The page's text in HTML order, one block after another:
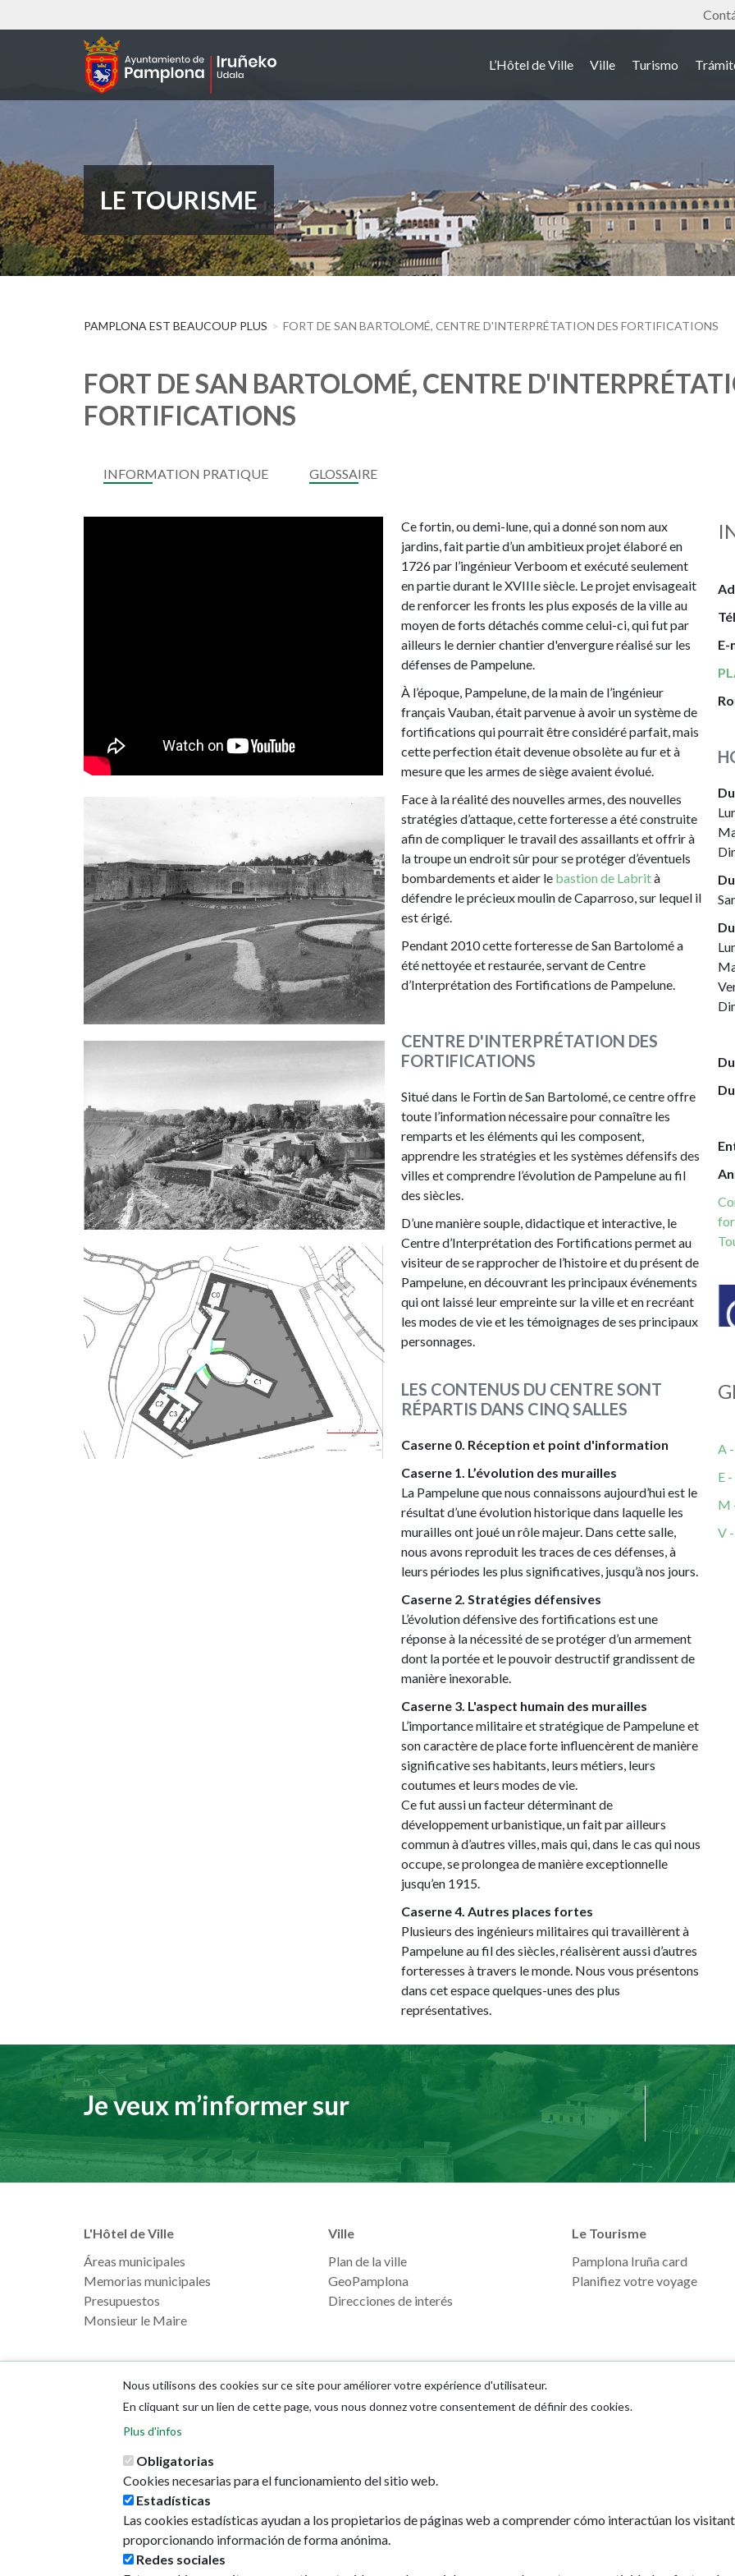
au
L’Hôtel de Ville Ville Turismo
LE TOURISME
PAMPLONA EST BEAUCOUP PLUS FORT DE SAN BARTOLOMÉ, CENTRE D'INTERPRÉTATION DES FORTIFICATIONS
FORT DE SAN BARTOLOMÉ, CENTRE
FORTIFICATIONS
INFORMATION PRATIQUE GLOSSAIRE
Imagen
Imagen
Ce fortin, ou demi-lune, qui a donné son nom aux
jardins, fait partie d’un ambitieux projet élaboré en
1726 par l’ingénieur Verboom et exécuté seulement
en partie durant le XVIIIe siècle. Le projet envisageait
de renforcer les fronts les plus exposés de la ville au
moyen de forts détachés comme celui-ci, qui fut par
ailleurs le dernier chantier d'envergure réalisé sur les
défenses de Pampelune.
À l’époque, Pampelune, de la main de l’ingénieur
français Vauban, était parvenue à avoir un système de
fortifications qui pourrait être considéré parfait, mais
cette perfection était devenue obsolète au fur et à
mesure que les armes de siège avaient évolué.
Face à la réalité des nouvelles armes, des nouvelles
stratégies d’attaque, cette forteresse a été construite
afin de compliquer le travail des assaillants et offrir à
la troupe un endroit sûr pour se protéger d’éventuels
bombardements et aider le bastion de Labrità
défendre le précieux moulin de Caparroso, sur lequel il
est érigé.
Pendant 2010 cette forteresse de San Bartolomé a
été nettoyée et restaurée, servant de Centre
d’Interprétation des Fortifications de Pampelune.
CENTRE D'INTERPRÉTATION DES
FORTIFICATIONS
Situé dans le Fortin de San Bartolomé, ce centre offre
toute l’information nécessaire pour connaître les
remparts et les éléments qui les composent,
apprendre les stratégies et les systèmes défensifs des
villes et comprendre l’évolution de Pampelune au fil
des siècles.
D’une manière souple, didactique et interactive, le
Centre d’Interprétation des Fortifications permet au
visiteur de se rapprocher de l’histoire et du présent de
Pampelune, en découvrant les principaux événements
qui ont laissé leur empreinte sur la ville et en recréant
les modes de vie et les témoignages de ses principaux
personnages.
LES CONTENUS DU CENTRE SONT
RÉPARTIS DANS CINQ SALLES
Caserne 0. Réception et point d'information
Caserne 1. L’évolution des murailles
La Pampelune que nous connaissons aujourd’hui est le
résultat d’une évolution historique dans laquelle les
murailles ont joué un rôle majeur. Dans cette salle,
nous avons reproduit les traces de ces défenses, à
leurs périodes les plus significatives, jusqu’à nos jours.
Caserne 2. Stratégies défensives
L’évolution défensive des fortifications est une
réponse à la nécessité de se protéger d’un armement
dont la portée et le pouvoir destructif grandissent de
manière inexorable.
Caserne 3. L'aspect humain des murailles
L’importance militaire et stratégique de Pampelune et
son caractère de place forte influencèrent de manière
significative ses habitants, leurs métiers, leurs
coutumes et leurs modes de vie.
Ce fut aussi un facteur déterminant de
développement urbanistique, un fait par ailleurs
commun à d’autres villes, mais qui, dans le cas qui nous
occupe, se prolongea de manière exceptionnelle
jusqu’en 1915.
Caserne 4. Autres places fortes
Plusieurs des ingénieurs militaires qui travaillèrent à
Pampelune au fil des siècles, réalisèrent aussi d’autres
forteresses à travers le monde. Nous vous présentons
dans cet espace quelques-unes des plus
représentatives.
E-
A
E
M
V
Je veux m’informer sur
L'Hôtel de Ville
Áreas municipales
Memorias municipales
Presupuestos
Monsieur le Maire
Ville
Plan de la ville
GeoPamplona
Direcciones de interés
Le Tourisme
Pamplona Iruña card
Planifiez votre voyage
31001 -
Nous utilisons des cookies sur ce site pour améliorer votre expérience d'utilisateur.
En cliquant sur un lien de cette page, vous nous donnez votre consentement de définir des cookies.
Plus d'infos
Obligatorias
Cookies necesarias para el funcionamiento del sitio web.
Estadísticas
Las cookies estadísticas ayudan a los propietarios de páginas web a comprender cómo interactúan los
proporcionando información de forma anónima.
Redes sociales